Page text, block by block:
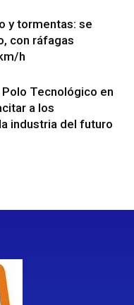
y tormentas: se
con ráfagas
h
Tecnológico en
a los
industria del futuro